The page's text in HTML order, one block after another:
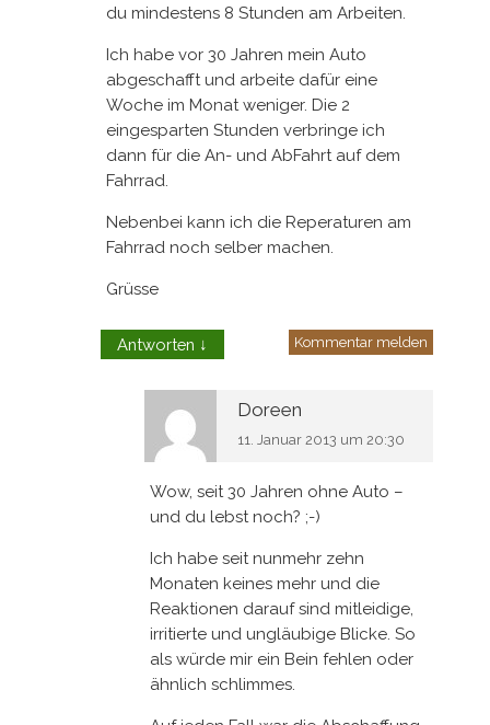
du mindestens 8 Stunden am Arbeiten.
Ich habe vor 30 Jahren mein Auto
abgeschafft und arbeite dafür eine
Woche im Monat weniger. Die 2
eingesparten Stunden verbringe ich
dann für die An- und AbFahrt auf dem
Fahrrad.
Nebenbei kann ich die Reperaturen am
Fahrrad noch selber machen.
Grüsse
Antworten ↓ Kommentar melden
Doreen
11. Januar 2013 um 20:30
Wow, seit 30 Jahren ohne Auto –
und du lebst noch? ;-)
Ich habe seit nunmehr zehn
Monaten keines mehr und die
Reaktionen darauf sind mitleidige,
irritierte und ungläubige Blicke. So
als würde mir ein Bein fehlen oder
ähnlich schlimmes.